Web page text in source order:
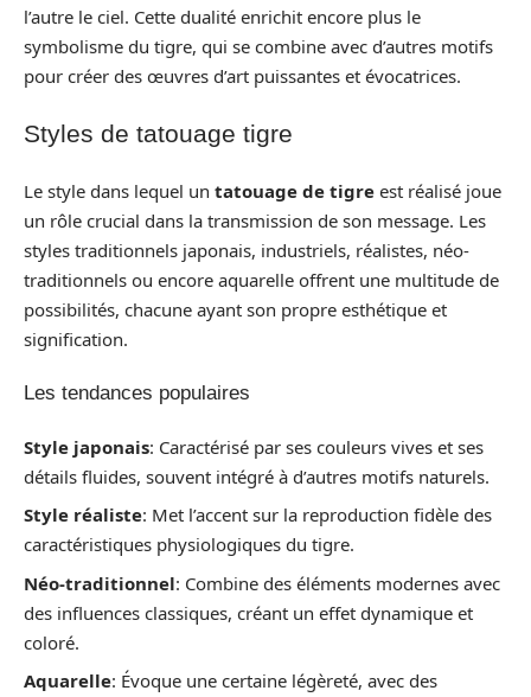
l’autre le ciel. Cette dualité enrichit encore plus le
symbolisme du tigre, qui se combine avec d’autres motifs
pour créer des œuvres d’art puissantes et évocatrices.
Styles de tatouage tigre
Le style dans lequel un tatouage de tigre est réalisé joue
un rôle crucial dans la transmission de son message. Les
styles traditionnels japonais, industriels, réalistes, néo-
traditionnels ou encore aquarelle offrent une multitude de
possibilités, chacune ayant son propre esthétique et
signification.
Les tendances populaires
Style japonais: Caractérisé par ses couleurs vives et ses
détails fluides, souvent intégré à d’autres motifs naturels.
Style réaliste: Met l’accent sur la reproduction fidèle des
caractéristiques physiologiques du tigre.
Néo-traditionnel: Combine des éléments modernes avec
des influences classiques, créant un effet dynamique et
coloré.
Aquarelle: Évoque une certaine légèreté, avec des